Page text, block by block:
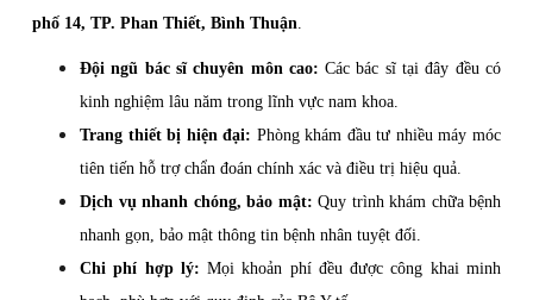
phố 14, TP. Phan Thiết, Bình Thuận.
Đội ngũ bác sĩ chuyên môn cao: Các bác sĩ tại đây đều có
kinh nghiệm lâu năm trong lĩnh vực nam khoa.
Trang thiết bị hiện đại: Phòng khám đầu tư nhiều máy móc
tiên tiến hỗ trợ chẩn đoán chính xác và điều trị hiệu quả.
Dịch vụ nhanh chóng, bảo mật: Quy trình khám chữa bệnh
nhanh gọn, bảo mật thông tin bệnh nhân tuyệt đối.
Chi phí hợp lý: Mọi khoản phí đều được công khai minh